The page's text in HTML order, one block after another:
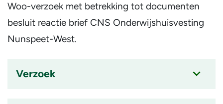
Woo-verzoek met betrekking tot documenten
besluit reactie brief CNS Onderwijshuisvesting
Nunspeet-West.
Verzoek